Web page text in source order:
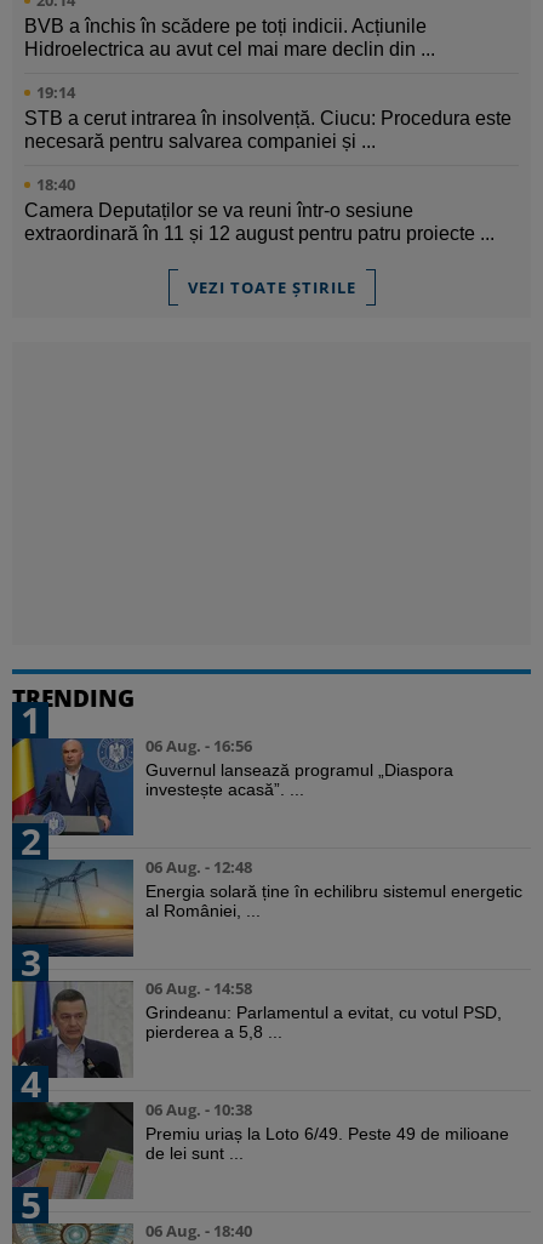
BVB a închis în scădere pe toți indicii. Acțiunile
Hidroelectrica au avut cel mai mare declin din ...
19:14
STB a cerut intrarea în insolvență. Ciucu: Procedura este
necesară pentru salvarea companiei și ...
18:40
Camera Deputaților se va reuni într-o sesiune
extraordinară în 11 și 12 august pentru patru proiecte ...
VEZI TOATE ȘTIRILE
TRENDING
1
06 Aug. - 16:56
Guvernul lansează programul „Diaspora
investește acasă”. ...
2
06 Aug. - 12:48
Energia solară ține în echilibru sistemul energetic
al României, ...
3
06 Aug. - 14:58
Grindeanu: Parlamentul a evitat, cu votul PSD,
pierderea a 5,8 ...
4
06 Aug. - 10:38
Premiu uriaș la Loto 6/49. Peste 49 de milioane
de lei sunt ...
5
06 Aug. - 18:40